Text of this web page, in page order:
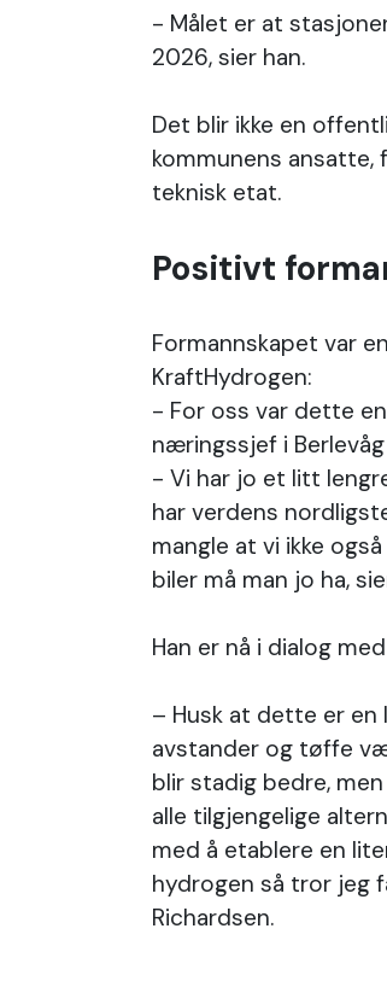
- Målet er at
2026, sier han.
Det blir ikke en
kommunens
teknisk etat.
Positivt
Formannskapet var
KraftHydrogen:
- For oss var dette en
næringssjef i
- Vi har jo et litt
har verdens
mangle at vi ikke
biler må man jo ha,
Han er nå i dialog
– Husk at dette er en
avstander og tøffe
blir stadig bedre,
alle tilgjengelige
med å etablere en
hydrogen så tror jeg
Richardsen.